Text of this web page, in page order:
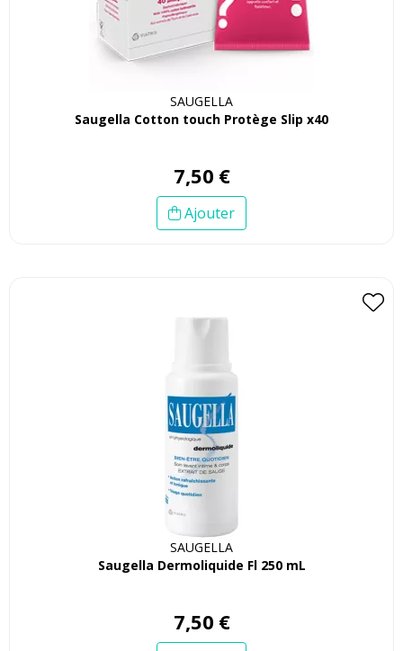
SAUGELLA
Saugella Cotton touch Protège Slip x40
7,50 €
Ajouter
SAUGELLA
Saugella Dermoliquide Fl 250 mL
7,50 €